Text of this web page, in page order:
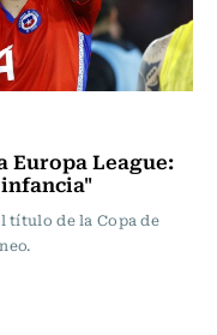
Europa League:
título de la Copa de